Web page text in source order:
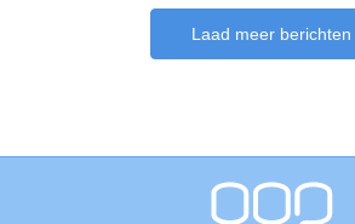
Laad meer berichten